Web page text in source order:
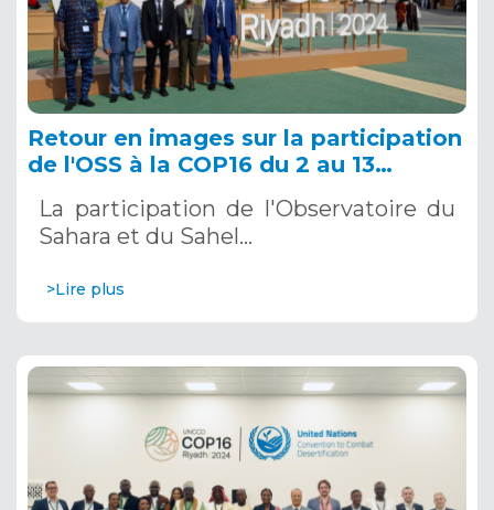
Retour en images sur la participation
de l'OSS à la COP16 du 2 au 13
Saoudite
La participation de l'Observatoire du
Sahara et du Sahel…
>Lire plus